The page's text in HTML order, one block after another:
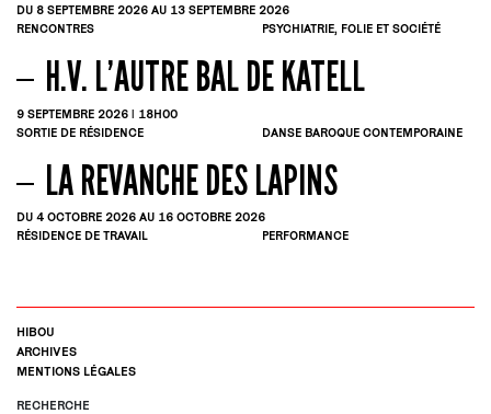
DU 8 SEPTEMBRE 2026 AU 13 SEPTEMBRE 2026
RENCONTRES
PSYCHIATRIE, FOLIE ET SOCIÉTÉ
H.V. L’AUTRE BAL DE KATELL
9 SEPTEMBRE 2026 | 18H00
SORTIE DE RÉSIDENCE
DANSE BAROQUE CONTEMPORAINE
LA REVANCHE DES LAPINS
DU 4 OCTOBRE 2026 AU 16 OCTOBRE 2026
RÉSIDENCE DE TRAVAIL
PERFORMANCE
HIBOU
ARCHIVES
MENTIONS LÉGALES
RECHERCHE